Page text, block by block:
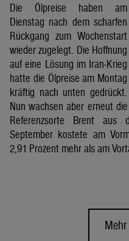
Die Ölpreise haben am
Dienstag nach dem scharfen
Rückgang zum Wochenstart
wieder zugelegt. Die Hoffnung
auf eine Lösung im Iran-Krieg
hatte die Ölpreise am Montag
kräftig nach unten gedrückt.
Nun wachsen aber erneut
Referenzsorte Brent aus
September kostete am
2,91 Prozent mehr als am